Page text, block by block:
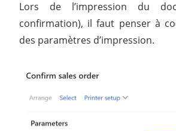
Lors de l’impression du
confirmation), il faut penser à
des paramètres d’impression.